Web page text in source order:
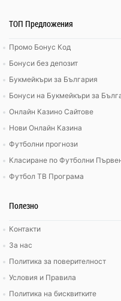
ТОП Предложения
Промо Бонус Код
Бонуси без депозит
Букмейкъри за България
Бонуси на Букмейкъри за
Онлайн Казино Сайтове
Нови Онлайн Казина
Футболни прогнози
Класиране по Футболни
Футбол ТВ Програма
Полезно
Контакти
За нас
Политика за поверителност
Условия и Правила
Политика на бисквитките